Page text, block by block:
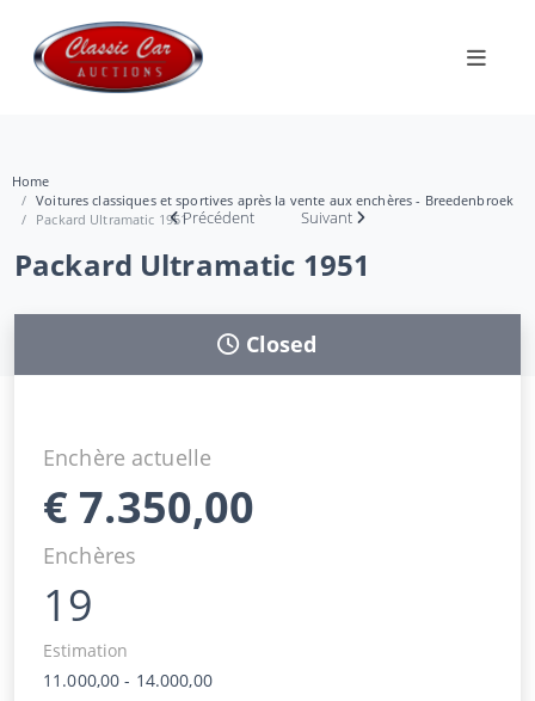
Home
Voitures classiques et sportives après la vente aux enchères - Breedenbroek
Packard Ultramatic 1951Précédent Suivant
Packard Ultramatic 1951
Closed
Enchère actuelle
€ 7.350,00
Enchères
19
Estimation
11.000,00 - 14.000,00